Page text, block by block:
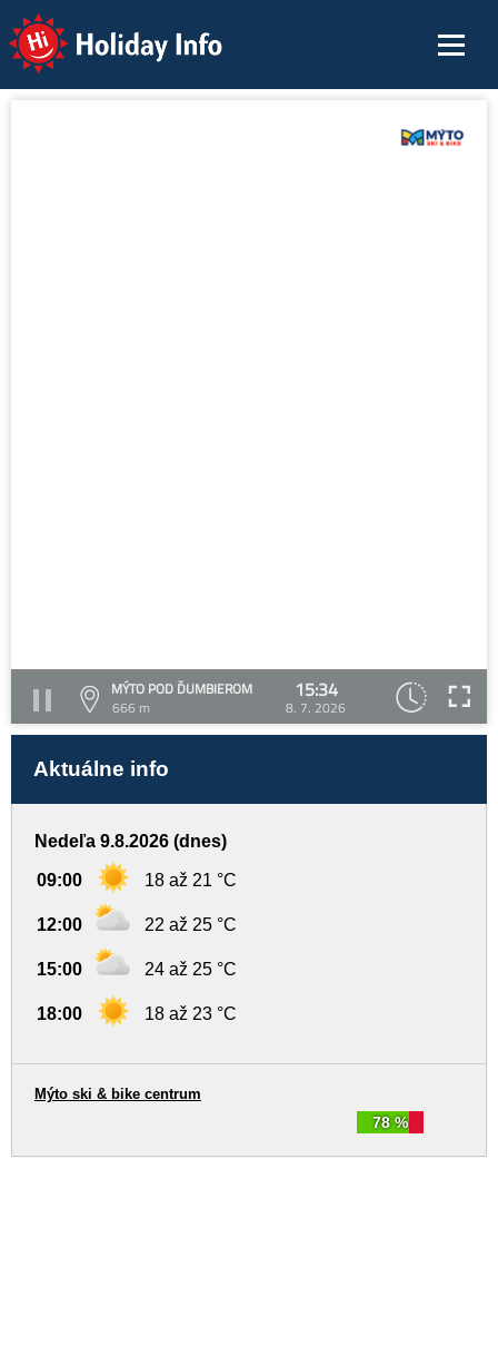
Holiday Info
MÝTO POD ĎUMBIEROM
666 m
15:34
8. 7. 2026
Aktuálne info
Nedeľa 9.8.2026 (dnes)
09:00 18 až 21 °C
12:00 22 až 25 °C
15:00 24 až 25 °C
18:00 18 až 23 °C
78 %
Mýto ski & bike centrum